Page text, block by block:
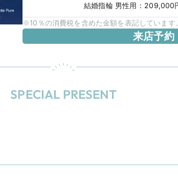
結婚指輪 男性用 ： 209,000
※10％の消費税を含めた金額を表記しています
来店予約
SPECIAL PRESENT